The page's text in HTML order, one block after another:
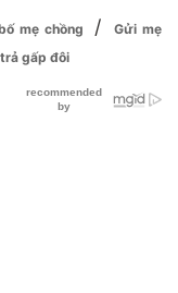
mẹ chồng /
Gửi mẹ
gấp đôi